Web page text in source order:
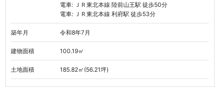
電車: ＪＲ東北本線 陸前山王駅 徒歩50分
電車: ＪＲ東北本線 利府駅 徒歩53分
築年月 令和8年7月
建物面積 100.19㎡
土地面積 185.82㎡(56.21坪)